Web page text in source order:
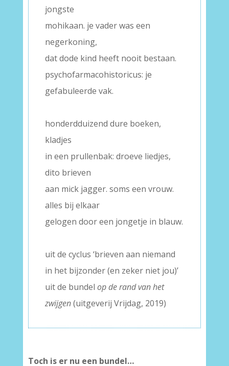
jongste
mohikaan. je vader was een
negerkoning,
dat dode kind heeft nooit bestaan.
psychofarmacohistoricus: je
gefabuleerde vak.
honderdduizend dure boeken,
kladjes
in een prullenbak: droeve liedjes,
dito brieven
aan mick jagger. soms een vrouw.
alles bij elkaar
gelogen door een jongetje in blauw.
uit de cyclus ‘brieven aan niemand
in het bijzonder (en zeker niet jou)’
uit de bundel op de rand van het
zwijgen(uitgeverij Vrijdag, 2019)
Toch is er nu een bundel…